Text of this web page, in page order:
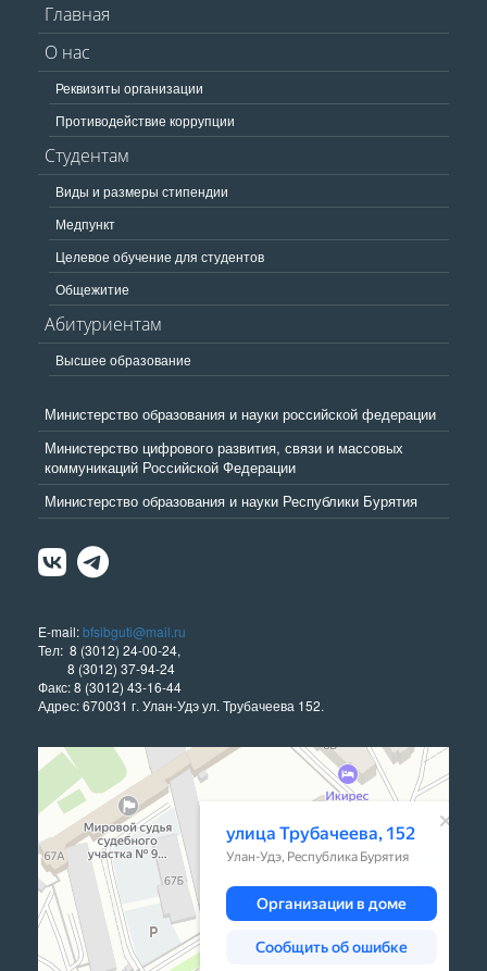
Главная
О нас
Реквизиты организации
Противодействие коррупции
Студентам
Виды и размеры стипендии
Медпункт
Целевое обучение для студентов
Общежитие
Абитуриентам
Высшее образование
Министерство образования и науки российской федерации
Министерство цифрового развития, связи и массовых
коммуникаций Российской Федерации
Министерство образования и науки Республики Бурятия
E-mail:bfsibguti@mail.ru
Тел: 8 (3012) 24-00-24,
8 (3012) 37-94-24
Факс: 8 (3012) 43-16-44
Адрес: 670031 г. Улан-Удэ ул. Трубачеева 152.
Улан‑Удэ
Улица Трубачеева, 152 — Яндекс Карты